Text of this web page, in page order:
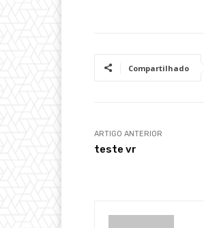
Compartilhado
ARTIGO ANTERIOR
teste vr